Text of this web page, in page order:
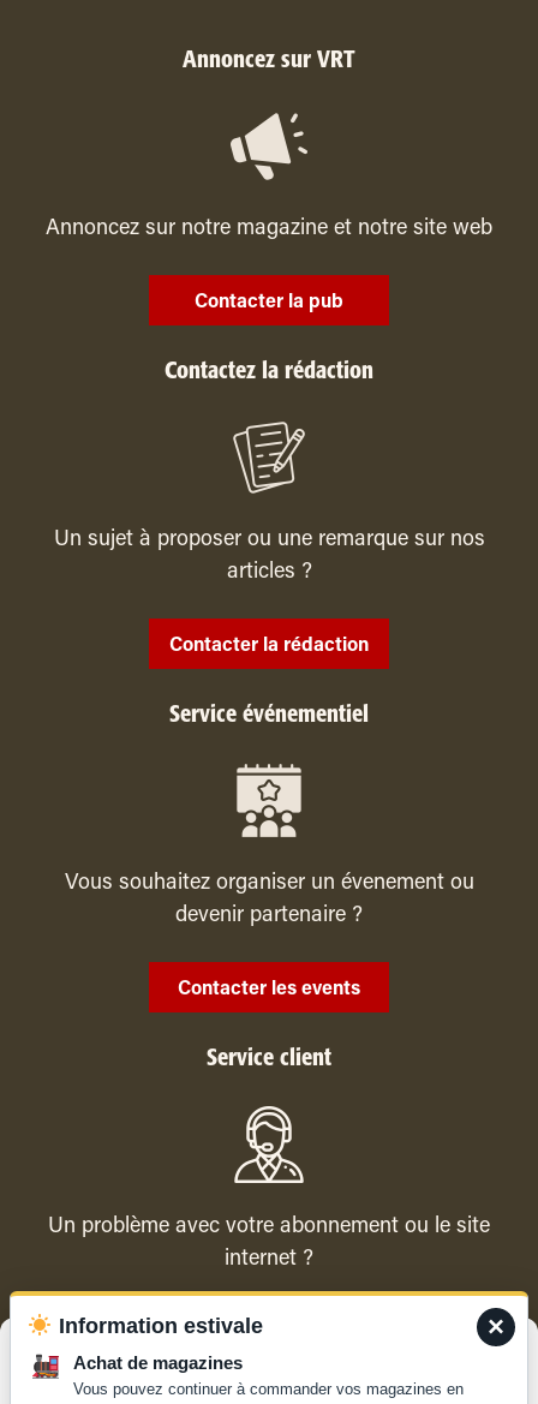
Pour offrir les meilleures expériences, nous utilisons des technologies
Annoncez sur VRT
Annoncez sur notre magazine et notre site web
Contacter la pub
Contactez la rédaction
Un sujet à proposer ou une remarque sur nos
articles ?
Contacter la rédaction
Service événementiel
Vous souhaitez organiser un évenement ou
devenir partenaire ?
Contacter les events
Service client
Un problème avec votre abonnement ou le site
internet ?
Contacter le service client ×
Information estivale
Achat de magazines
Vous pouvez continuer à commander vos magazines en